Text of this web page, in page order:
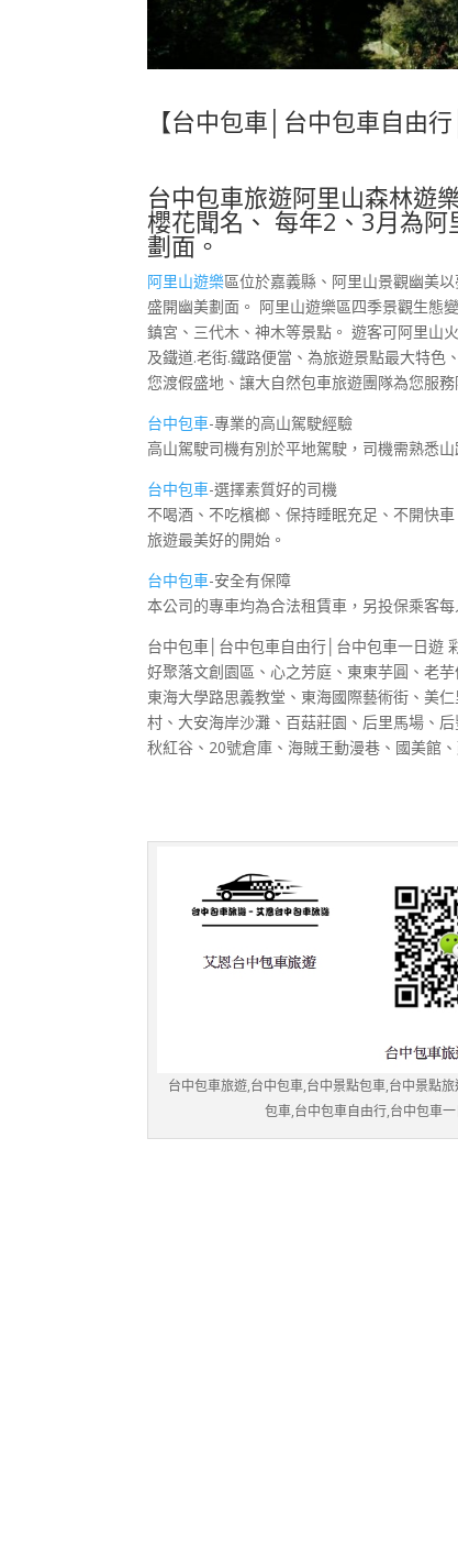
【台中包車│台中包車自由
台中包車旅遊阿里山森林遊
櫻花聞名、 每年2、3月為
劃面。
阿里山遊樂區位於嘉義縣、阿里山景觀幽美
盛開幽美劃面。 阿里山遊樂區四季景觀生態
鎮宮、三代木、神木等景點。 遊客可阿里山
及鐵道.老街.鐵路便當、為旅遊景點最大特
您渡假盛地、讓大自然包車旅遊團隊為您服務
台中包車-專業的高山駕駛經驗
高山駕駛司機有別於平地駕駛，司機需熟悉
台中包車-選擇素質好的司機
不喝酒、不吃檳榔、保持睡眠充足、不開快
旅遊最美好的開始。
台中包車-安全有保障
本公司的專車均為合法租賃車，另投保乘客
台中包車│台中包車自由行│台中包車一日遊
好聚落文創園區、心之芳庭、東東芋圓、老
東海大學路思義教堂、東海國際藝術街、美
村、大安海岸沙灘、百菇莊園、后里馬場、
秋紅谷、20號倉庫、海賊王動漫巷、國美館
台中包車旅遊,台中包車,台中景點包車,台中景點
包車,台中包車自由行,台中包車